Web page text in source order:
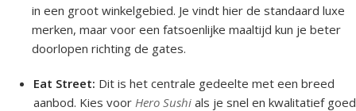
in een groot winkelgebied. Je vindt hier de standaard luxe
merken, maar voor een fatsoenlijke maaltijd kun je beter
doorlopen richting de gates.
Eat Street: Dit is het centrale gedeelte met een breed
aanbod. Kies voor Hero Sushi als je snel en kwalitatief